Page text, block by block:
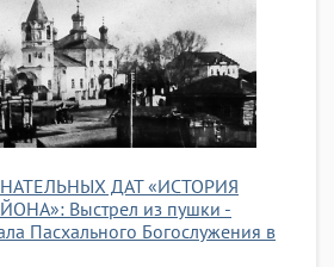
ДАТ «ИСТОРИЯ
Выстрел из пушки -
Пасхального Богослужения в